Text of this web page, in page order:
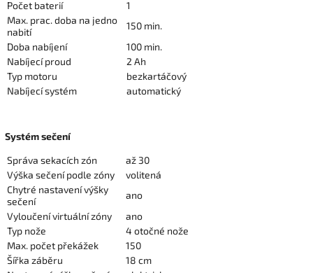
Počet baterií
1
Max. prac. doba na jedno
nabití
150 min.
Doba nabíjení
100 min.
Nabíjecí proud
2 Ah
Typ motoru
bezkartáčový
Nabíjecí systém
automatický
Systém sečení
Správa sekacích zón
až 30
Výška sečení podle zóny
volitená
Chytré nastavení výšky
sečení
ano
Vyloučení virtuální zóny
ano
Typ nože
4 otočné nože
Max. počet překážek
150
Šířka záběru
18 cm